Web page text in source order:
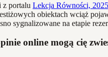
z portalu Lekcja Równości, 2025
obiektach wciąż
sygnalizowane na etapie
online mogą cię